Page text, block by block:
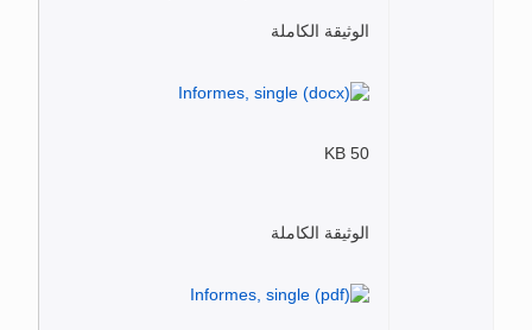
الوثيقة الكاملة
50 KB
الوثيقة الكاملة